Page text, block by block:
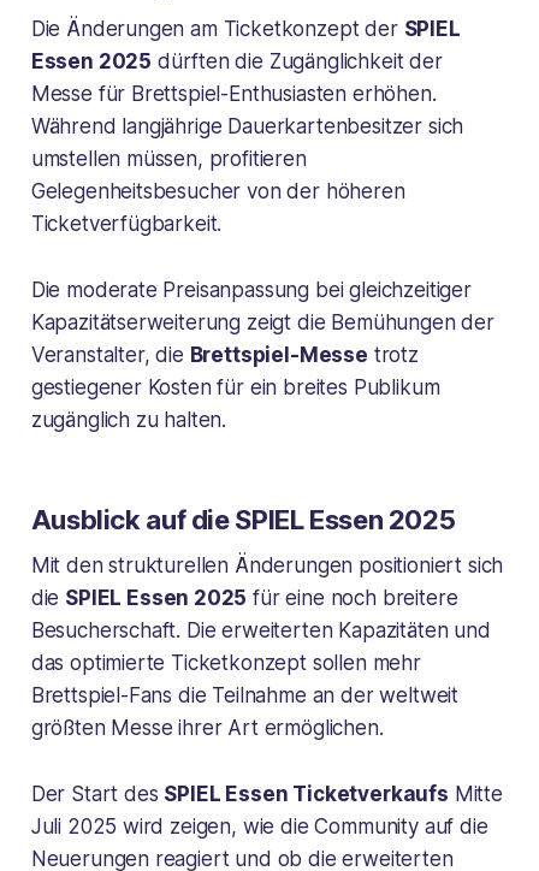
Die Änderungen am Ticketkonzept der SPIEL
Essen 2025 dürften die Zugänglichkeit der
Messe für Brettspiel-Enthusiasten erhöhen.
Während langjährige Dauerkartenbesitzer sich
umstellen müssen, profitieren
Gelegenheitsbesucher von der höheren
Ticketverfügbarkeit.
Die moderate Preisanpassung bei gleichzeitiger
Kapazitätserweiterung zeigt die Bemühungen der
Veranstalter, die Brettspiel-Messe trotz
gestiegener Kosten für ein breites Publikum
zugänglich zu halten.
Ausblick auf die SPIEL Essen 2025
Mit den strukturellen Änderungen positioniert sich
die SPIEL Essen 2025 für eine noch breitere
Besucherschaft. Die erweiterten Kapazitäten und
das optimierte Ticketkonzept sollen mehr
Brettspiel-Fans die Teilnahme an der weltweit
größten Messe ihrer Art ermöglichen.
Der Start des SPIEL Essen Ticketverkaufs Mitte
Juli 2025 wird zeigen, wie die Community auf die
Neuerungen reagiert und ob die erweiterten